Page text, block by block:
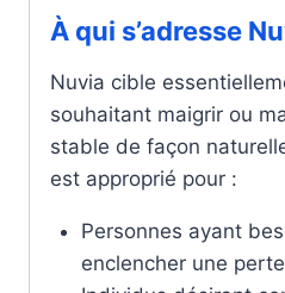
À qui s’adresse
Nuvia cible
souhaitant maigrir ou
stable de façon
est approprié pour :
Personnes ayant
enclencher une